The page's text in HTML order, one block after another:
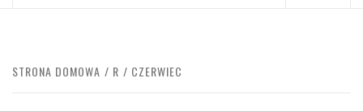
STRONA DOMOWA R CZERWIEC